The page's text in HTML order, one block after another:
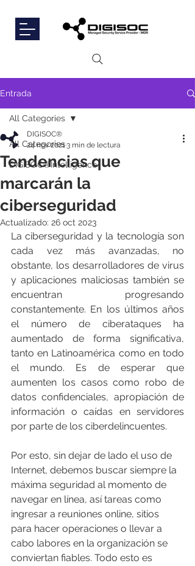
Entrada
All Categories
DIGISOC®Intelligence
All Categories
Tendencias que
marcarán la
ciberseguridad
DIGISOC®
24 nov 20213 min de lectura
Actualizado: 26 oct 2023
La ciberseguridad y la tecnología son
cada vez más avanzadas, no
obstante, los desarrolladores de virus
y aplicaciones maliciosas también se
encuentran progresando
constantemente. En los últimos años
el número de ciberataques ha
aumentado de forma significativa,
tanto en Latinoamérica como en todo
el mundo. Es de esperar que
aumenten los casos como robo de
datos confidenciales, apropiación de
información o caídas en servidores
por parte de los ciberdelincuentes.
Por esto, sin dejar de lado el uso de
Internet, debemos buscar siempre la
máxima seguridad al momento de
navegar en línea, así tareas como
ingresar a reuniones online, sitios
para hacer operaciones o llevar a
cabo labores en la organización se
conviertan fiables. Todo esto es